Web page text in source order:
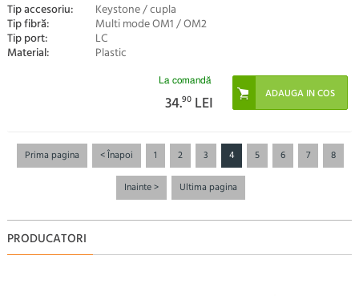
Tip accesoriu: Keystone / cupla
Tip fibră: Multi mode OM1 / OM2
Tip port: LC
Material: Plastic
La comandă
34.90 LEI
Prima pagina < Înapoi 1 2 3 4 5 6 7
8
Inainte >
Ultima pagina
PRODUCATORI